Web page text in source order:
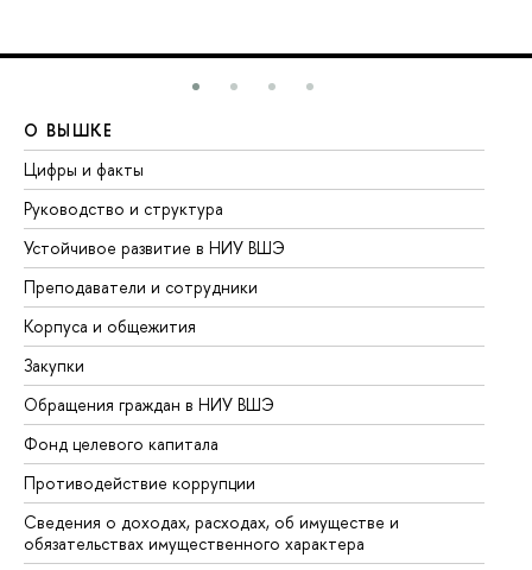
О ВЫШКЕ
Цифры и факты
Руководство и структура
Устойчивое развитие в НИУ ВШЭ
Преподаватели и сотрудники
Корпуса и общежития
Закупки
Обращения граждан в НИУ ВШЭ
Фонд целевого капитала
Противодействие коррупции
Сведения о доходах, расходах, об имуществе и
обязательствах имущественного характера